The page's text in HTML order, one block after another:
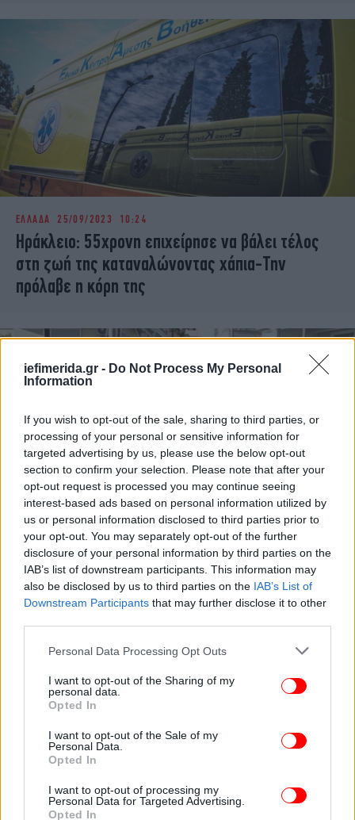
iefimerida.gr - Do Not Process My Personal
Information
If you wish to opt-out of the sale, sharing to third parties, or
processing of your personal or sensitive information for
targeted advertising by us, please use the below opt-out
section to confirm your selection. Please note that after your
opt-out request is processed you may continue seeing
interest-based ads based on personal information utilized by
us or personal information disclosed to third parties prior to
your opt-out. You may separately opt-out of the further
disclosure of your personal information by third parties on the
IAB’s list of downstream participants. This information may
also be disclosed by us to third parties on the IAB’s List of
Downstream Participants that may further disclose it to other
Please note that this website/app uses one or more Google
not limited to your visit or usage behaviour. You may click to
grant or deny consent to Google and its third-party tags to
use your data for below specified purposes in below Google
consent section.
Personal Data Processing Opt Outs
I want to opt-out of the Sharing of my
personal data.
Opted In
I want to opt-out of the Sale of my
Personal Data.
Opted In
I want to opt-out of processing my
Personal Data for Targeted Advertising.
Opted In
ΕΛΛΑΔΑ 25/09/2023 10:24
Ηράκλειο: 55χρονη επιχείρησε να βάλει τέλος
στη ζωή της καταναλώνοντας χάπια-Την
πρόλαβε η κόρη της
Πάτρα: Στον ανακριτή σήμερα ο 35χρονος που
κατηγορείται για τη δολοφονία της 55χρονης
θείας του